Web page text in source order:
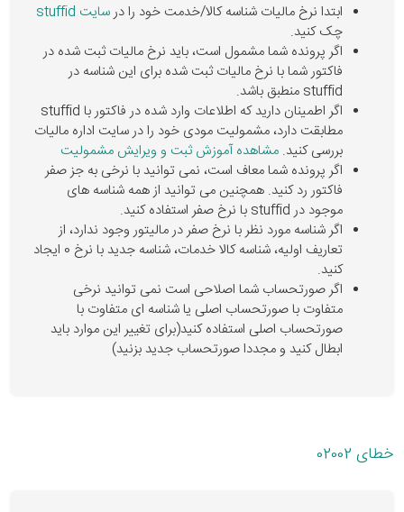
ابتدا نرخ مالیات شناسه کالا/خدمت خود را درسایت stuffid
چک کنید.
اگر پرونده شما مشمول است، باید نرخ مالیات ثبت شده در
فاکتور شما با نرخ مالیات ثبت شده برای این شناسه در
stuffid منطبق باشد.
اگر اطمینان دارید که اطلاعات وارد شده در فاکتور با stuffid
مطابقت دارد، مشمولیت مودی خود را در سایت اداره مالیات
بررسی کنید. مشاهده آموزش ثبت و ویرایش مشمولیت
اگر پرونده شما معاف است، نمی توانید با نرخی به جز صفر
فاکتور رد کنید. همچنین می توانید از همه شناسه های
موجود در stuffid با نرخ صفر استفاده کنید.
اگر شناسه مورد نظر با نرخ صفر در مالیتور وجود ندارد، از
تعاریف اولیه، شناسه کالا خدمات، شناسه جدید با نرخ 0 ایجاد
کنید.
اگر صورتحساب شما اصلاحی است نمی توانید نرخی
متفاوت با صورتحساب اصلی یا شناسه ای متفاوت با
صورتحساب اصلی استفاده کنید(برای تغییر این موارد باید
ابطال کنید و مجددا صورتحساب جدید بزنید)
خطای 02002